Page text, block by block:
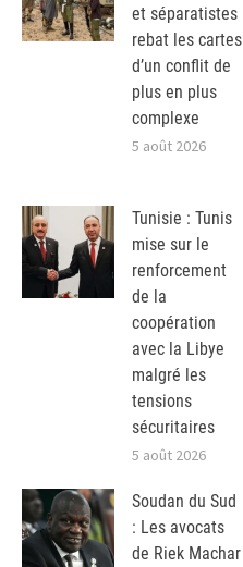
et séparatistes
rebat les cartes
d’un conflit de
plus en plus
complexe
5 août 2026
Tunisie : Tunis
mise sur le
renforcement
de la
coopération
avec la Libye
malgré les
tensions
sécuritaires
5 août 2026
Soudan du Sud
: Les avocats
de Riek Machar